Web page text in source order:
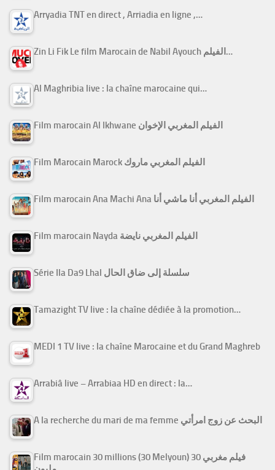
Arryadia TNT en direct , Arriadia en ligne ,…
Zin Li Fik Le film Marocain de Nabil Ayouch الفيلم…
Al Maghribia live : la chaîne marocaine qui…
Film marocain Al Ikhwane الفيلم المغربي الإخوان
Film Marocain Marock الفيلم المغربي ماروك
Film marocain Ana Machi Ana الفيلم المغربي أنا ماشي أنا
Film marocain Nayda الفيلم المغربي نايضة
Série Ila Da9 Lhal سلسلة إلى ضاق الحال
Tamazight TV live : la chaîne dédiée à la promotion…
MEDI 1 TV live : la chaîne Marocaine et du Grand Maghreb
Arrabiâ live – Arrabiaa HD en direct : la…
A la recherche du mari de ma femme البحث عن زوج امرأتي
Film marocain 30 millions (30 Melyoun) فيلم مغربي 30